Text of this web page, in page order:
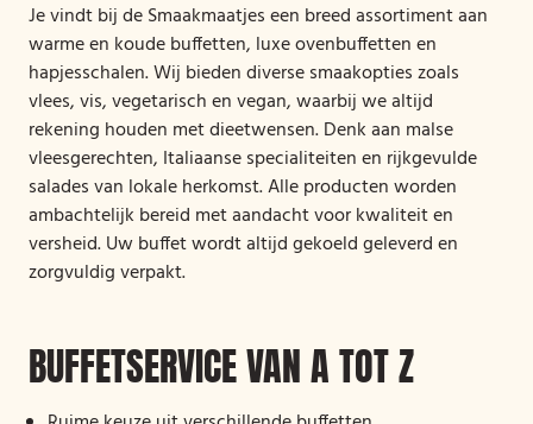
Je vindt bij de Smaakmaatjes een breed assortiment aan
warme en koude buffetten, luxe ovenbuffetten en
hapjesschalen. Wij bieden diverse smaakopties zoals
vlees, vis, vegetarisch en vegan, waarbij we altijd
rekening houden met dieetwensen. Denk aan malse
vleesgerechten, Italiaanse specialiteiten en rijkgevulde
salades van lokale herkomst. Alle producten worden
ambachtelijk bereid met aandacht voor kwaliteit en
versheid. Uw buffet wordt altijd gekoeld geleverd en
zorgvuldig verpakt.
BUFFETSERVICE VAN A TOT Z